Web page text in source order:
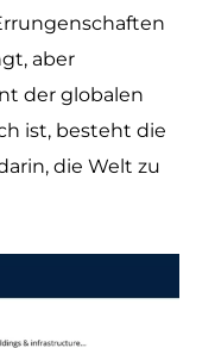
aber
der globalen
ist, besteht die
die Welt zu